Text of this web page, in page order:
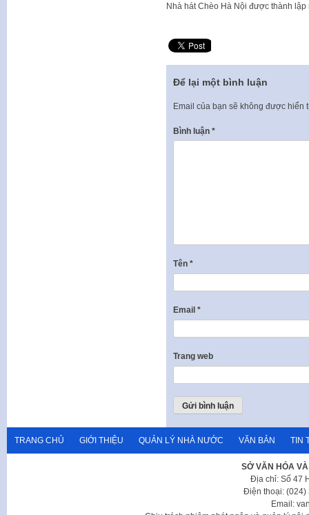
​Nhà hát Chèo Hà Nội được thành
Để lại một bình luận
Email của bạn sẽ không được hiển
Bình luận *
Tên *
Email *
Trang web
TRANG CHỦ GIỚI THIỆU QUẢN LÝ NHÀ NƯỚC VĂN BẢN TIN
SỞ VĂN HÓA
Địa chỉ: Số 47
Điện thoại: (024)
Email: